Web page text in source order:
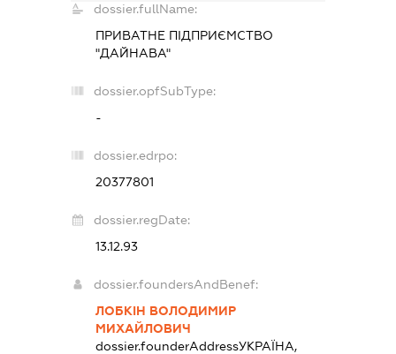
dossier.fullName:
ПРИВАТНЕ ПІДПРИЄМСТВО
"ДАЙНАВА"
dossier.opfSubType:
-
dossier.edrpo:
20377801
dossier.regDate:
13.12.93
dossier.foundersAndBenef:
ЛОБКІН ВОЛОДИМИР
МИХАЙЛОВИЧ
dossier.founderAddressУКРАЇНА,